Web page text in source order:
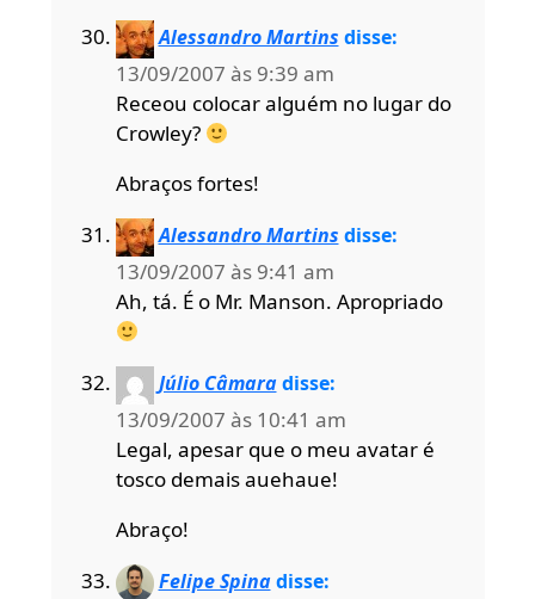
Alessandro Martins disse:
13/09/2007 às 9:39 am
Receou colocar alguém no lugar do
Crowley?
Abraços fortes!
Alessandro Martins disse:
13/09/2007 às 9:41 am
Ah, tá. É o Mr. Manson. Apropriado
Júlio Câmara disse:
13/09/2007 às 10:41 am
Legal, apesar que o meu avatar é
tosco demais auehaue!
Abraço!
Felipe Spina disse: